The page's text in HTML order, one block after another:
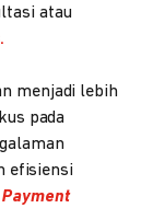
atau
menjadi lebih
pada
efisiensi
Payment